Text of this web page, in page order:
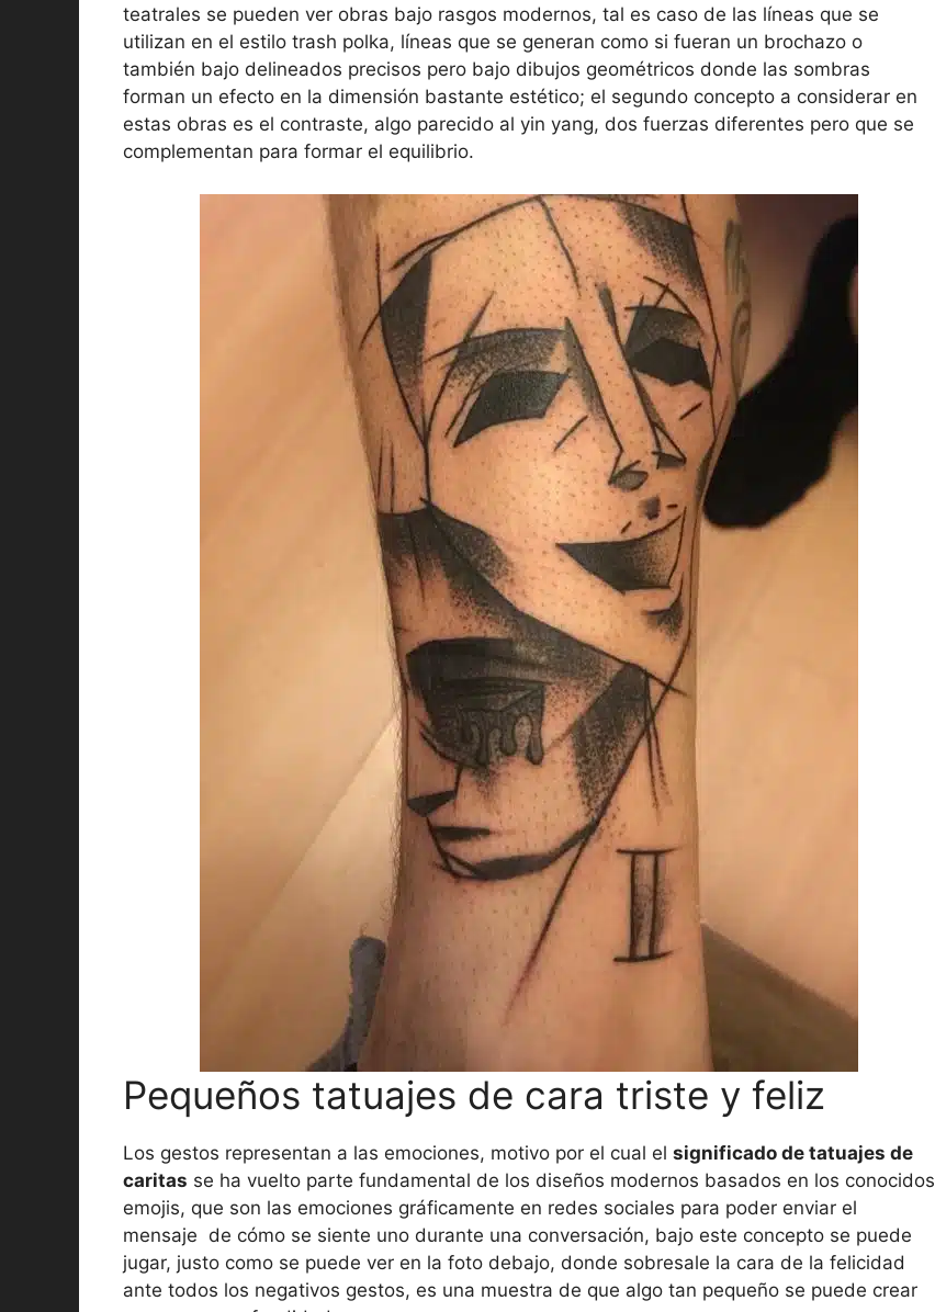
teatrales se pueden ver obras bajo rasgos modernos, tal es caso de las líneas que se
utilizan en el estilo trash polka, líneas que se generan como si fueran un brochazo o
también bajo delineados precisos pero bajo dibujos geométricos donde las sombras
forman un efecto en la dimensión bastante estético; el segundo concepto a considerar en
estas obras es el contraste, algo parecido al yin yang, dos fuerzas diferentes pero que se
complementan para formar el equilibrio.
Pequeños tatuajes de cara triste y feliz
Los gestos representan a las emociones, motivo por el cual el significado de tatuajes de
caritas se ha vuelto parte fundamental de los diseños modernos basados en los conocidos
emojis, que son las emociones gráficamente en redes sociales para poder enviar el
mensaje de cómo se siente uno durante una conversación, bajo este concepto se puede
jugar, justo como se puede ver en la foto debajo, donde sobresale la cara de la felicidad
ante todos los negativos gestos, es una muestra de que algo tan pequeño se puede crear